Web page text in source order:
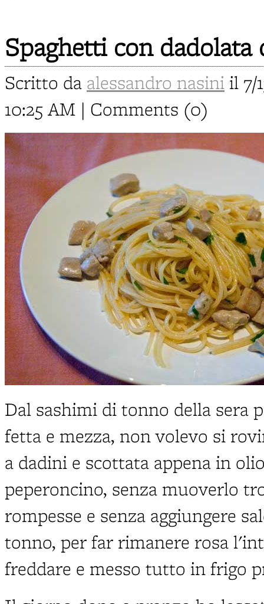
Spaghetti con
Scritto da alessandro nasini il 7/
10:25 AM | Comments (0)
Dal sashimi di tonno della sera
fetta e mezza, non volevo si
a dadini e scottata appena in
peperoncino, senza muoverlo
rompesse e senza aggiungere
tonno, per far rimanere rosa
freddare e messo tutto in frigo